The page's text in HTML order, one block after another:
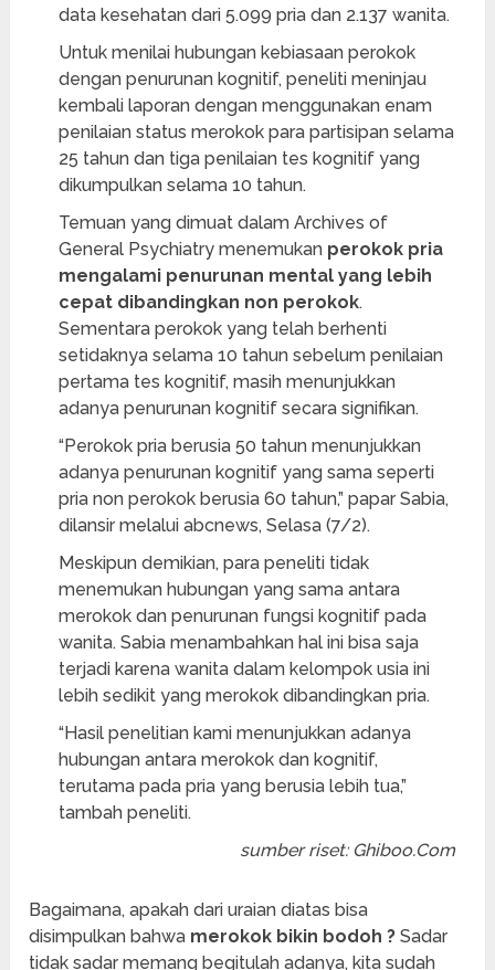
data kesehatan dari 5.099 pria dan 2.137 wanita.
Untuk menilai hubungan kebiasaan perokok
dengan penurunan kognitif, peneliti meninjau
kembali laporan dengan menggunakan enam
penilaian status merokok para partisipan selama
25 tahun dan tiga penilaian tes kognitif yang
dikumpulkan selama 10 tahun.
Temuan yang dimuat dalam Archives of
General Psychiatry menemukan perokok pria
mengalami penurunan mental yang lebih
cepat dibandingkan non perokok.
Sementara perokok yang telah berhenti
setidaknya selama 10 tahun sebelum penilaian
pertama tes kognitif, masih menunjukkan
adanya penurunan kognitif secara signifikan.
“Perokok pria berusia 50 tahun menunjukkan
adanya penurunan kognitif yang sama seperti
pria non perokok berusia 60 tahun,” papar Sabia,
dilansir melalui abcnews, Selasa (7/2).
Meskipun demikian, para peneliti tidak
menemukan hubungan yang sama antara
merokok dan penurunan fungsi kognitif pada
wanita. Sabia menambahkan hal ini bisa saja
terjadi karena wanita dalam kelompok usia ini
lebih sedikit yang merokok dibandingkan pria.
“Hasil penelitian kami menunjukkan adanya
hubungan antara merokok dan kognitif,
terutama pada pria yang berusia lebih tua,”
tambah peneliti.
sumber riset: Ghiboo.Com
Bagaimana, apakah dari uraian diatas bisa
disimpulkan bahwa merokok bikin bodoh ? Sadar
tidak sadar memang begitulah adanya, kita sudah